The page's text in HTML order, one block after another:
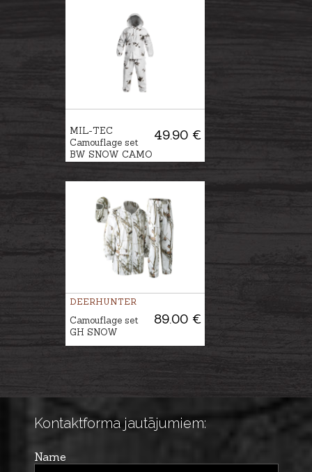
49.90 €
MIL-TEC
Camouflage set
BW SNOW CAMO
DEERHUNTER
89.00 €
Camouflage set
GH SNOW
Kontaktforma jautājumiem:
Name